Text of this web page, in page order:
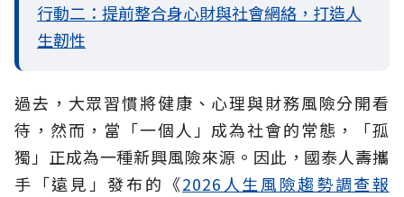
行動二：提前整合身心財與社會網絡，打造人
生韌性
過去，大眾習慣將健康、心理與財務風險分開看
待，然而，當「一個人」成為社會的常態，「孤
獨」正成為一種新興風險來源。因此，國泰人壽攜
手「遠見」發布的《2026人生風險趨勢調查報